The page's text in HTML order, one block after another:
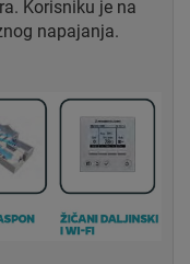
Korisniku je na
napajanja.